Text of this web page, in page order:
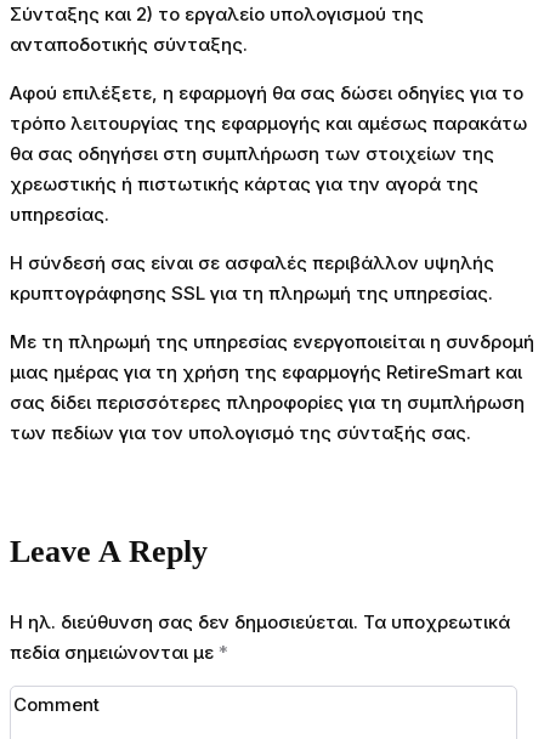
Σύνταξης και 2) το εργαλείο υπολογισμού της
ανταποδοτικής σύνταξης.
Αφού επιλέξετε, η εφαρμογή θα σας δώσει οδηγίες για το
τρόπο λειτουργίας της εφαρμογής και αμέσως παρακάτω
θα σας οδηγήσει στη συμπλήρωση των στοιχείων της
χρεωστικής ή πιστωτικής κάρτας για την αγορά της
υπηρεσίας.
Η σύνδεσή σας είναι σε ασφαλές περιβάλλον υψηλής
κρυπτογράφησης SSL για τη πληρωμή της υπηρεσίας.
Με τη πληρωμή της υπηρεσίας ενεργοποιείται η συνδρομή
μιας ημέρας για τη χρήση της εφαρμογής RetireSmart και
σας δίδει περισσότερες πληροφορίες για τη συμπλήρωση
των πεδίων για τον υπολογισμό της σύνταξής σας.
Leave A Reply
Η ηλ. διεύθυνση σας δεν δημοσιεύεται. Τα υποχρεωτικά
πεδία σημειώνονται με *